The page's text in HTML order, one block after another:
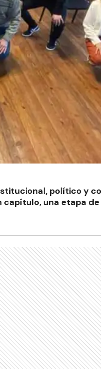
político y
una etapa de